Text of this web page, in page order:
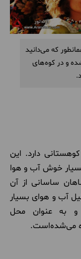
که می‌دانید
شده و در کوه‌های
دارد. این
خوش آب و هوا
ساسانی از آن
آب و هوای بسیار
و به عنوان محل
می‌شده‌است.